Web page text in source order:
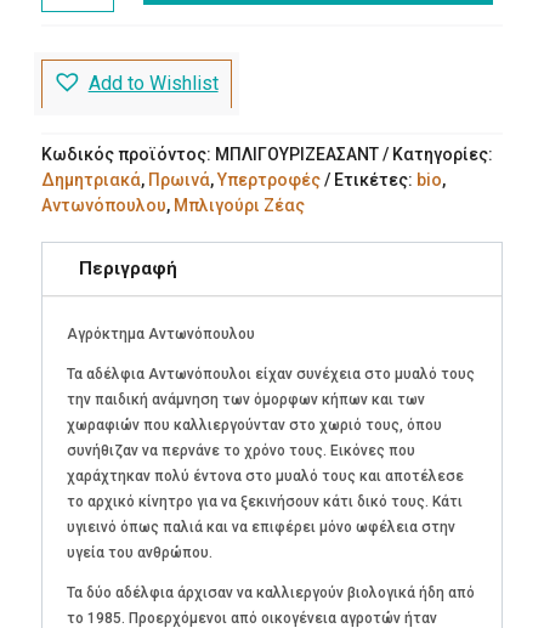
Aγρόκτημα
Αντωνόπουλου
Add to Wishlist
Κωδικός προϊόντος: ΜΠΛΙΓΟΥΡΙΖΕΑΣΑΝΤ
Κατηγορίες:
Δημητριακά, Πρωινά,Υπερτροφές Ετικέτες: bio,
Αντωνόπουλου, Μπλιγούρι Ζέας
Περιγραφή
Αγρόκτημα Αντωνόπουλου
Τα αδέλφια Αντωνόπουλοι είχαν συνέχεια στο μυαλό τους
την παιδική ανάμνηση των όμορφων κήπων και των
χωραφιών που καλλιεργούνταν στο χωριό τους, όπου
συνήθιζαν να περνάνε το χρόνο τους. Εικόνες που
χαράχτηκαν πολύ έντονα στο μυαλό τους και αποτέλεσε
το αρχικό κίνητρο για να ξεκινήσουν κάτι δικό τους. Κάτι
υγιεινό όπως παλιά και να επιφέρει μόνο ωφέλεια στην
υγεία του ανθρώπου.
Τα δύο αδέλφια άρχισαν να καλλιεργούν βιολογικά ήδη από
το 1985. Προερχόμενοι από οικογένεια αγροτών ήταν